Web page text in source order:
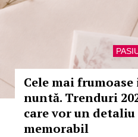
Cele mai
nuntă. Trenduri
care vor un
memorabil